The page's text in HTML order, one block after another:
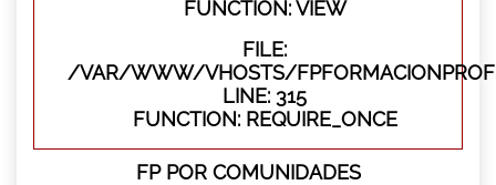
FUNCTION: VIEW
FILE:
/VAR/WWW/VHOSTS/
LINE: 315
FUNCTION: REQUIRE_ONCE
FP POR COMUNIDADES